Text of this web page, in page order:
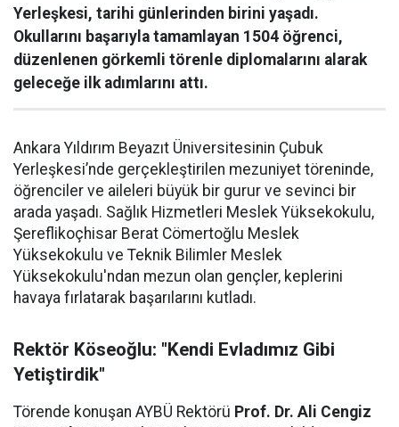
Yerleşkesi, tarihi günlerinden birini yaşadı.
Okullarını başarıyla tamamlayan 1504 öğrenci,
düzenlenen görkemli törenle diplomalarını alarak
geleceğe ilk adımlarını attı.
Ankara Yıldırım Beyazıt Üniversitesinin Çubuk
Yerleşkesi’nde gerçekleştirilen mezuniyet töreninde,
öğrenciler ve aileleri büyük bir gurur ve sevinci bir
arada yaşadı. Sağlık Hizmetleri Meslek Yüksekokulu,
Şereflikoçhisar Berat Cömertoğlu Meslek
Yüksekokulu ve Teknik Bilimler Meslek
Yüksekokulu'ndan mezun olan gençler, keplerini
havaya fırlatarak başarılarını kutladı.
Rektör Köseoğlu: "Kendi Evladımız Gibi
Yetiştirdik"
Törende konuşan AYBÜ Rektörü Prof. Dr. Ali Cengiz